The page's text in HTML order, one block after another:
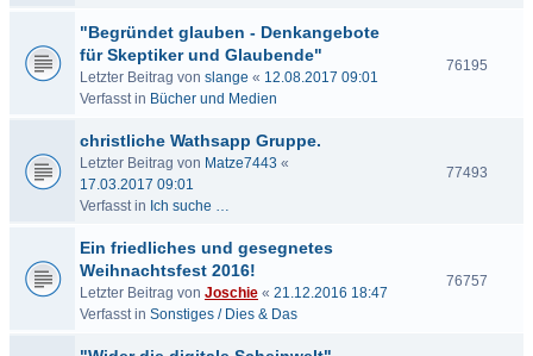
"Begründet glauben - Denkangebote
für Skeptiker und Glaubende"
Letzter Beitrag von slange « 12.08.2017 09:01
Verfasst in Bücher und Medien
76195
christliche Wathsapp Gruppe.
Letzter Beitrag von Matze7443 «
17.03.2017 09:01
Verfasst in Ich suche …
77493
Ein friedliches und gesegnetes
Weihnachtsfest 2016!
Letzter Beitrag von Joschie « 21.12.2016 18:47
Verfasst in Sonstiges / Dies & Das
76757